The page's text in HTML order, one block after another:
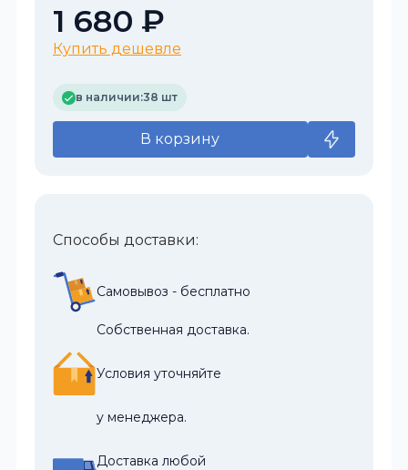
1 680 ₽
Купить дешевле
в наличии:38 шт
В корзину
Способы доставки:
Самовывоз - бесплатно
Собственная доставка.
Условия уточняйте
у менеджера.
Доставка любой